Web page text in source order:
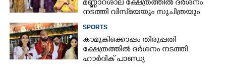
മണ്ണാറശാല ക്ഷേത്രത്തിൽ ദർശനം
നടത്തി വിസ്‌മയയും സുചിത്രയും
SPORTS
കാമുകിക്കൊപ്പം തിരുപ്പതി
ക്ഷേത്രത്തിൽ ദർശനം നടത്തി
ഹാർദിക് പാണ്ഡ്യ